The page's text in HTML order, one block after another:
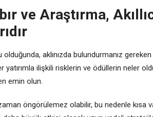
ve Araştırma,
olduğunda, aklınızda bulundurmanız
yatırımla ilişkili risklerin ve ödüllerin neler
emin olun.
öngörülemez olabilir, bu nedenle kısa